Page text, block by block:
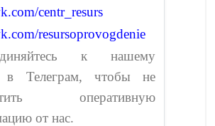
centr_resurs
resursoprovogdenie
к нашему
в Телеграм, чтобы не
оперативную
от нас.